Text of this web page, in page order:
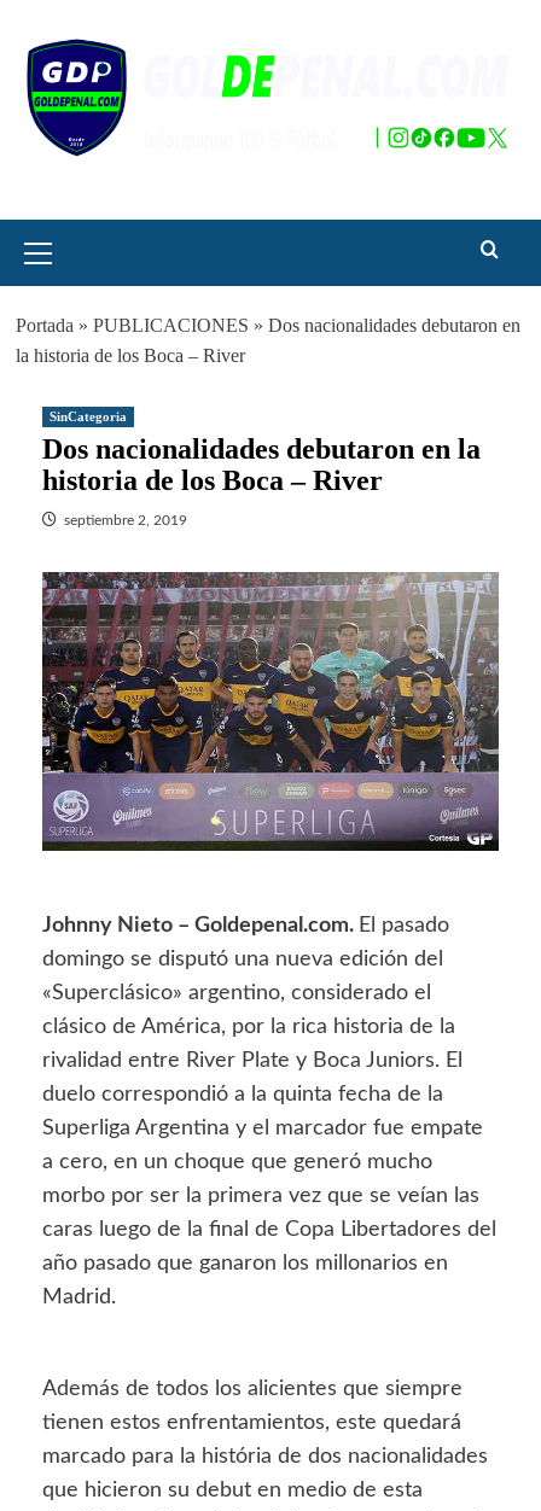
contenido
principal
Portada » PUBLICACIONES » Dos nacionalidades debutaron en
la historia de los Boca – River
SinCategoria
Dos nacionalidades debutaron en la
historia de los Boca – River
septiembre 2, 2019
Johnny Nieto – Goldepenal.com. El pasado
domingo se disputó una nueva edición del
«Superclásico» argentino, considerado el
clásico de América, por la rica historia de la
rivalidad entre River Plate y Boca Juniors. El
duelo correspondió a la quinta fecha de la
Superliga Argentina y el marcador fue empate
a cero, en un choque que generó mucho
morbo por ser la primera vez que se veían las
caras luego de la final de Copa Libertadores del
año pasado que ganaron los millonarios en
Madrid.
Además de todos los alicientes que siempre
tienen estos enfrentamientos, este quedará
marcado para la história de dos nacionalidades
que hicieron su debut en medio de esta